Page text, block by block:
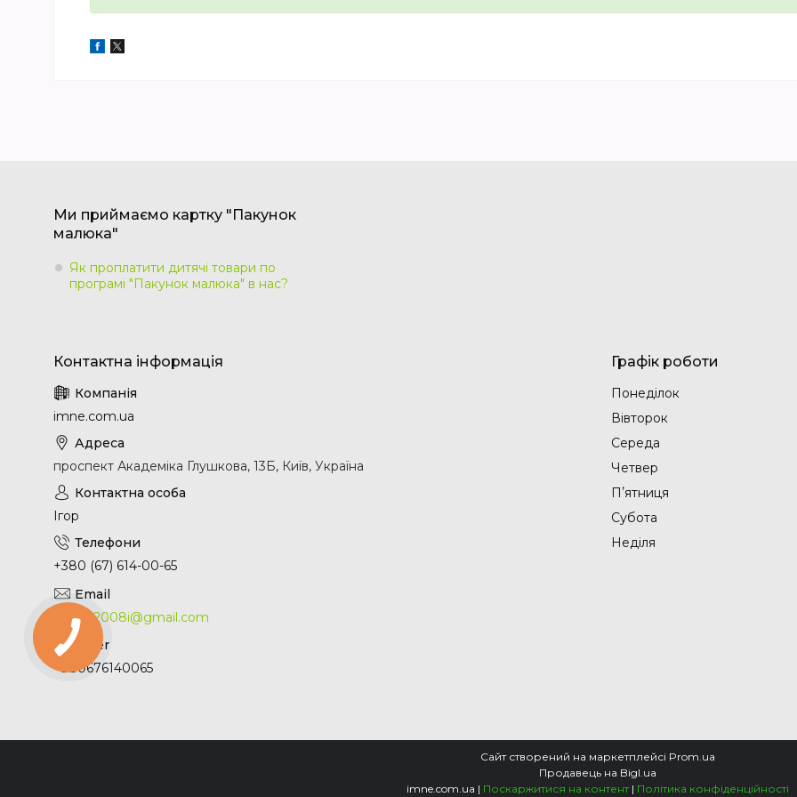
Ми приймаємо картку "Пакунок
малюка"
Як проплатити дитячі товари по
програмі "Пакунок малюка" в нас?
imne.com.ua
проспект Академіка Глушкова, 13Б, Київ, Україна
Ігор
+380 (67) 614-00-65
0661512008i@gmail.com
+380676140065
Графік роботи
Понеділок
Вівторок
Середа
Четвер
Пʼятниця
Субота
Неділя
Сайт створений на маркетплейсі Prom.ua
Продавець на Bigl.ua
imne.com.ua | Поскаржитися на контент | Політика конфіденційності